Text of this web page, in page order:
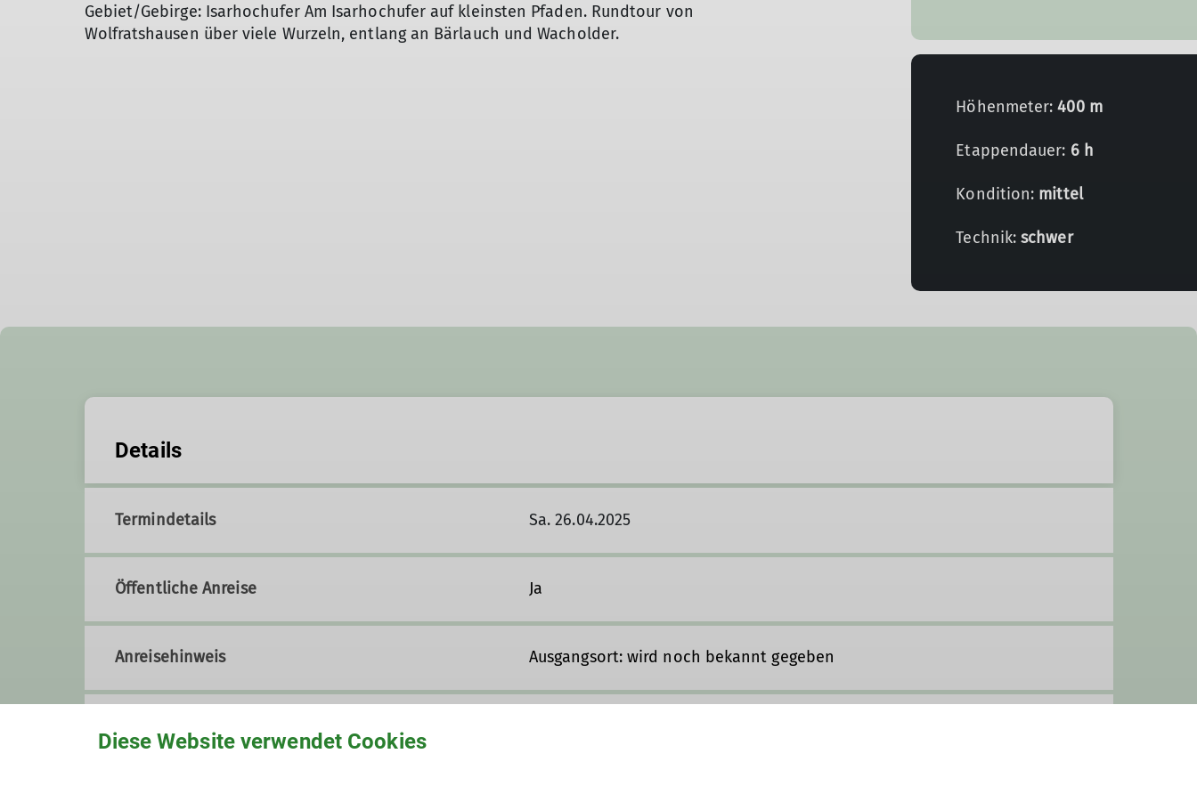
Gebiet/Gebirge: Isarhochufer Am Isarhochufer auf kleinsten Pfaden. Rundtour von
Wolfratshausen über viele Wurzeln, entlang an Bärlauch und Wacholder.
Höhenmeter:400 m
Etappendauer: 6 h
Kondition: mittel
Technik:schwer
Details
Termindetails Sa. 26.04.2025
Öffentliche Anreise Ja
Anreisehinweis Ausgangsort: wird noch bekannt gegeben
Diese Website verwendet Cookies